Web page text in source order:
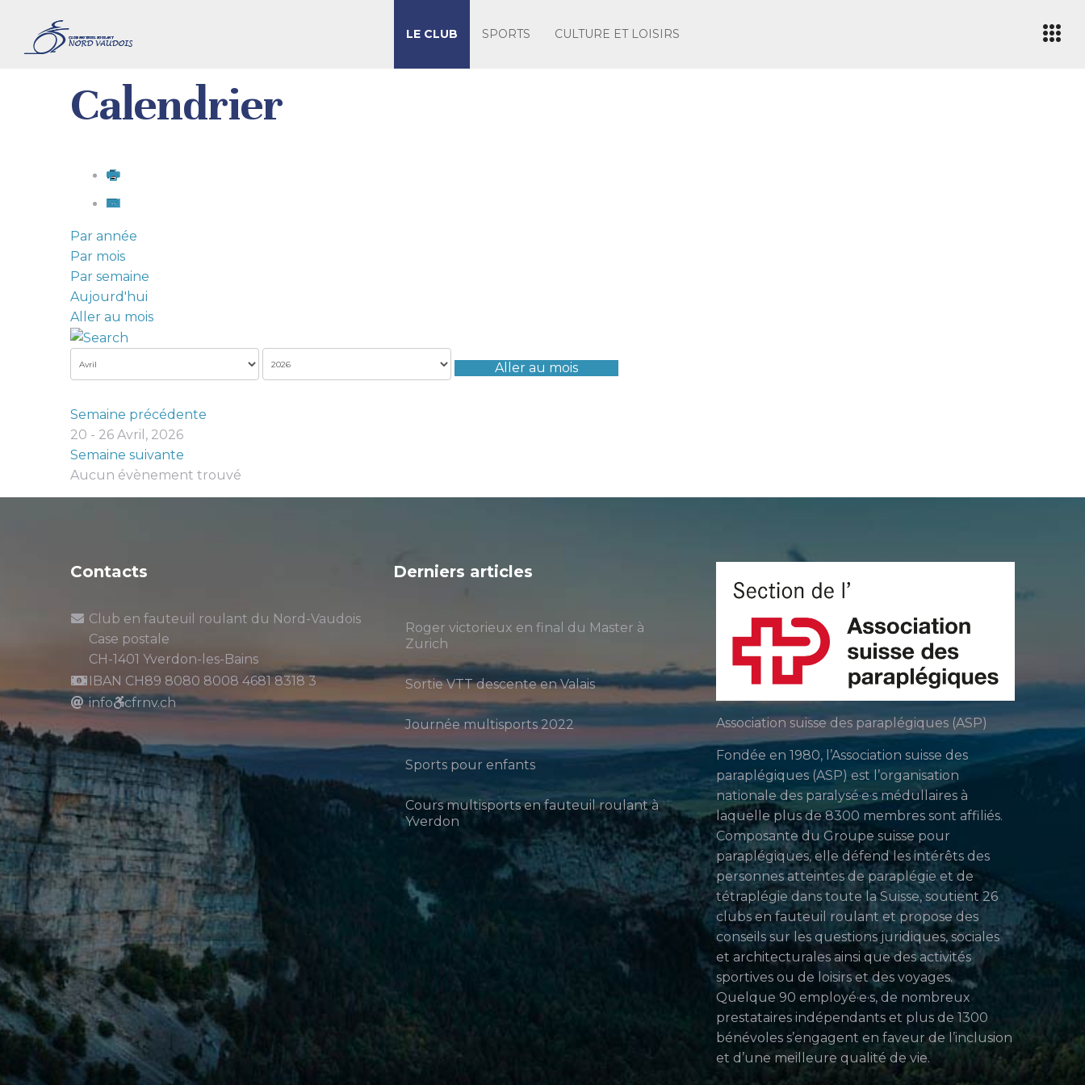
LE CLUB SPORTS CULTURE ET LOISIRS
Calendrier
Par année
Par mois
Par semaine
Aujourd'hui
Aller au mois
Aller au mois
Semaine précédente
20 - 26 Avril, 2026
Semaine suivante
Aucun évènement trouvé
Contacts
Club en fauteuil roulant du Nord-Vaudois
Case postale
CH-1401 Yverdon-les-Bains
IBAN CH89 8080 8008 4681 8318 3
info
cfrnv.ch
Derniers articles
Roger victorieux en final du Master à
Zurich
Sortie VTT descente en Valais
Journée multisports 2022
Sports pour enfants
Cours multisports en fauteuil roulant à
Yverdon
Association suisse des paraplégiques (ASP)
Fondée en 1980, l’Association suisse des
paraplégiques (ASP) est l’organisation
nationale des paralysé·e·s médullaires à
laquelle plus de 8300 membres sont affiliés.
Composante du Groupe suisse pour
paraplégiques, elle défend les intérêts des
personnes atteintes de paraplégie et de
tétraplégie dans toute la Suisse, soutient 26
clubs en fauteuil roulant et propose des
conseils sur les questions juridiques, sociales
et architecturales ainsi que des activités
sportives ou de loisirs et des voyages.
Quelque 90 employé·e·s, de nombreux
prestataires indépendants et plus de 1300
bénévoles s’engagent en faveur de l’inclusion
et d’une meilleure qualité de vie.